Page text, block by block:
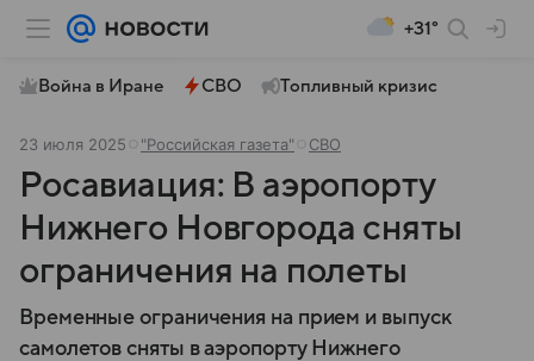
+31°
Война в Иране СВО Топливный кризис
23 июля 2025 "Российская газета" СВО
Росавиация: В аэропорту
Нижнего Новгорода сняты
ограничения на полеты
Временные ограничения на прием и выпуск
самолетов сняты в аэропорту Нижнего